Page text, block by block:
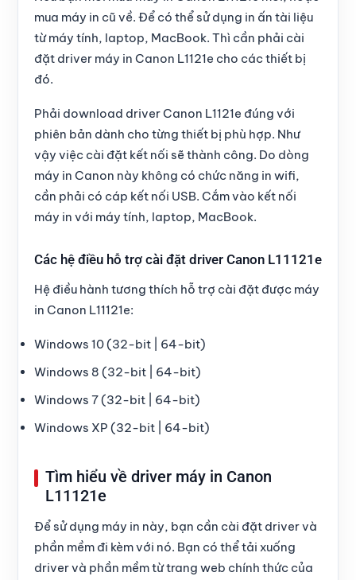
mua máy in cũ về. Để có thể sử dụng in ấn tài liệu
từmáy tính, laptop, MacBook. Thì cần phải cài
đặt driver máy in Canon L1121e cho các thiết bị
đó.
Phải download driver Canon L1121e đúng với
phiên bản dành cho từng thiết bị phù hợp. Như
vậy việc cài đặt kết nối sẽ thành công. Do dòng
máy in Canon này không có chức năng in wifi,
cần phải có cáp kết nối USB. Cắm vào kết nối
máy in với máy tính, laptop, MacBook.
Các hệ điều hỗ trợ cài đặt driver Canon L11121e
Hệ điều hành tương thích hỗ trợ cài đặt được máy
in Canon L11121e:
Windows 10 (32-bit | 64-bit)
Windows 8 (32-bit | 64-bit)
Windows 7 (32-bit | 64-bit)
Windows XP (32-bit | 64-bit)
Tìm hiểu về driver máy in Canon
L11121e
Để sử dụng máy in này, bạn cần cài đặt driver và
phần mềm đi kèm với nó. Bạn có thể tải xuống
driver và phần mềm từ trang web chính thức của